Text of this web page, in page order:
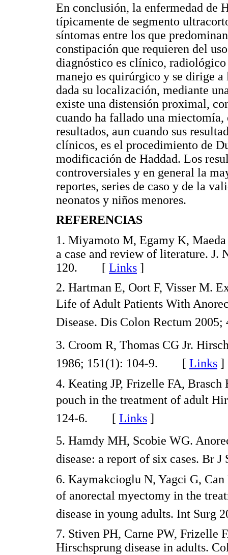
En conclusión, la enfermedad de
típicamente de segmento
síntomas entre los que
constipación que requieren del
diagnóstico es clínico,
manejo es quirúrgico y se dirige
dada su localización, mediante
existe una distensión proximal,
cuando ha fallado una
resultados, aun cuando sus
clínicos, es el procedimiento de
modificación de Haddad. Los
controversiales y en general la
reportes, series de caso y de la
neonatos y niños menores.
REFERENCIAS
1. Miyamoto M, Egamy K,
a case and review of literature. J.
120. [ Links ]
2. Hartman E, Oort F, Visser M.
Life of Adult Patients With
Disease. Dis Colon Rectum
3. Croom R, Thomas CG Jr.
1986; 151(1): 104-9. [ Links ]
4. Keating JP, Frizelle FA,
pouch in the treatment of adult
124-6. [ Links ]
5. Hamdy MH, Scobie WG.
disease: a report of six cases.
6. Kaymakcioglu N, Yagci G,
of anorectal myectomy in the
disease in young adults. Int
7. Stiven PH, Carne PW, Frizelle
Hirschsprung disease in